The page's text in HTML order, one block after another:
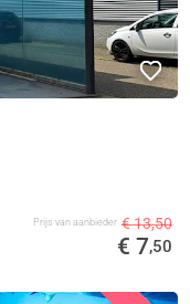
Prijs van aanbieder € 13,50
€ 7,50